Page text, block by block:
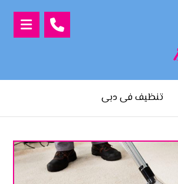
تنظيف فى دبى